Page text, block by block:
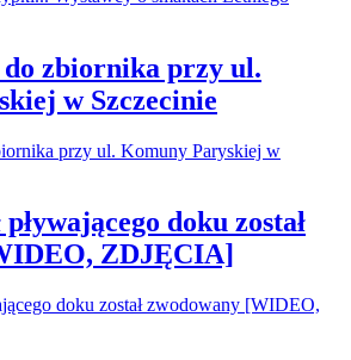
do zbiornika przy ul.
w Szczecinie
doku został
ZDJĘCIA]